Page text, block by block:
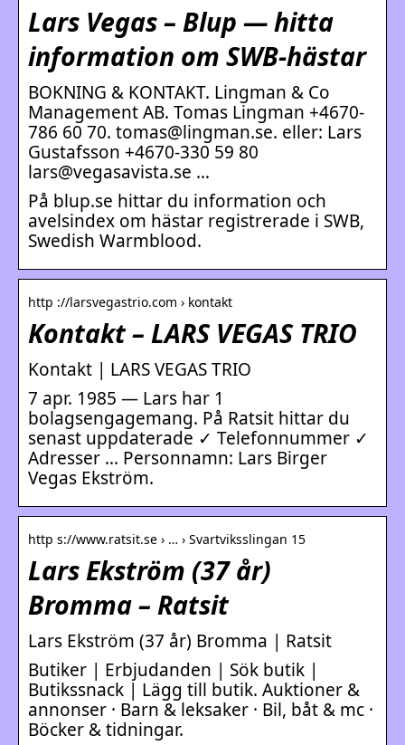
Lars Vegas – Blup — hitta
information om SWB-hästar
BOKNING & KONTAKT. Lingman & Co
Management AB. Tomas Lingman +4670-
786 60 70. tomas@lingman.se. eller: Lars
Gustafsson +4670-330 59 80
lars@vegasavista.se …
På blup.se hittar du information och
avelsindex om hästar registrerade i SWB,
Swedish Warmblood.
http ://larsvegastrio.com › kontakt
Kontakt – LARS VEGAS TRIO
Kontakt | LARS VEGAS TRIO
7 apr. 1985 — Lars har 1
bolagsengagemang. På Ratsit hittar du
senast uppdaterade ✓ Telefonnummer ✓
Adresser … Personnamn: Lars Birger
Vegas Ekström.
http s://www.ratsit.se › … › Svartviksslingan 15
Lars Ekström (37 år)
Bromma – Ratsit
Lars Ekström (37 år) Bromma | Ratsit
Butiker | Erbjudanden | Sök butik |
Butikssnack | Lägg till butik. Auktioner &
annonser · Barn & leksaker · Bil, båt & mc ·
Böcker & tidningar.